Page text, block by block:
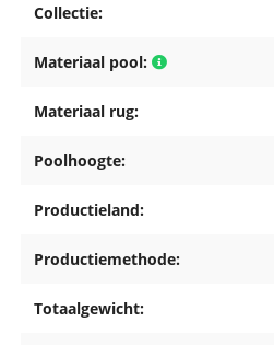
Collectie:
Materiaal pool:
Materiaal rug:
Poolhoogte:
Productieland:
Productiemethode:
Totaalgewicht: